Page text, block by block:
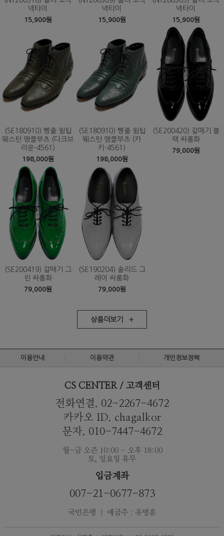
넥타이
15,900원
넥타이
15,900원
넥타이
15,900원
(SE180910) 삥줄 윙팁
웨스턴 앵클부츠 (다크브
라운-4561)
198,000원
(SE180910) 삥줄 윙팁
웨스턴 앵클부츠 (카
키-4561)
198,000원
(SE200420) 갈매기 블
랙 싸롱화
79,000원
(SE200419) 갈매기 그
린 싸롱화
79,000원
(SE190204) 솔리드 그
레이 싸롱화
79,000원
상품더보기 +
이용안내 이용약관 개인정보정책
CS CENTER / 고객센터
전화연결. 02-2267-4672
카카오 ID. chagalkor
문자. 010-7447-4672
월~금 오즌 10:00 - 오후 18:00
토, 일요일 휴무
입금계좌
007-21-0677-873
국민은행 ｜ 예금주 : 유병훈